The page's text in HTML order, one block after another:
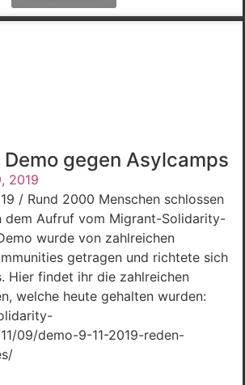
gegen Asylcamps
2019
/ Rund 2000 Menschen schlossen
dem Aufruf vom Migrant-Solidarity-
wurde von zahlreichen
getragen und richtete sich
Hier findet ihr die zahlreichen
welche heute gehalten wurden:
09/demo-9-11-2019-reden-